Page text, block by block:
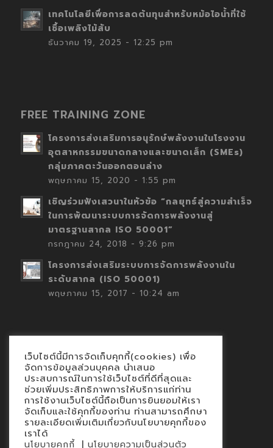
เทคโนโลยีเพื่อการลดต้นทุนสำหรับหม้อไอน้ำที่ใช้
เชื้อเพลิงไม้สับ
ธันวาคม 19, 2025 - 12:25 pm
FREE TRAINING ZONE
โครงการส่งเสริมการอนุรักษ์พลังงานในโรงงาน
อุตสาหกรรมขนาดกลางและขนาดเล็ก (SMEs)
กลุ่มภาคตะวันออกตอนล่าง
พฤษภาคม 15, 2020 - 1:55 pm
เชิญร่วมฟังเสวนาในหัวข้อ “กลยุทธ์สู่ความสำเร็จ
ในการพัฒนาระบบการจัดการพลังงานสู่
มาตรฐานสากล ISO 50001”
กรกฎาคม 24, 2018 - 9:26 pm
โครงการส่งเสริมระบบการจัดการพลังงานใน
ระดับสากล (ISO 50001)
พฤษภาคม 15, 2017 - 10:24 am
Contact
นโยบายคุกกี้
นโยบายข้อมูลส่วนบุคคล
เว็บไซต์นี้มีการจัดเก็บคุกกี้(cookies) เพื่อ
จัดการข้อมูลส่วนบุคคล นำเสนอ
ประสบการณ์ในการใช้เว็บไซต์ที่ดีที่สุดและ
ช่วยเพิ่มประสิทธิภาพการให้บริการแก่ท่าน
การใช้งานเว็บไซต์นี้ถือเป็นการยินยอมให้เรา
จัดเก็บและใช้คุกกี้ของท่าน ท่านสามารถศึกษา
รายละเอียดเพิ่มเติมเกี่ยวกับนโยบายคุกกี้ของ
เราได้
นโยบายคุกกี้ | นโยบายความเป็นส่วนตัว